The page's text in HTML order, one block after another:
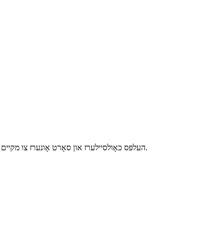
Vanli העלפּס כאָולסיילערז און סאָרט אָונערז צו מקיים זייער פּאָטטעד געוויקסן און באָנסאַי פּרויעקט דורך די שפּיץ-סוף טערנקי וועג.